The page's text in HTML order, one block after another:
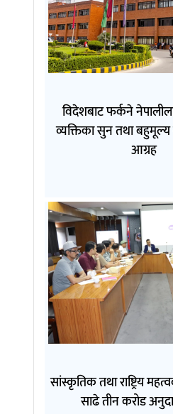
विदेशबाट फर्कने
व्यक्तिका सुन तथा
आग्रह
सांस्कृतिक तथा राष्ट्रिय
साढे तीन करोड